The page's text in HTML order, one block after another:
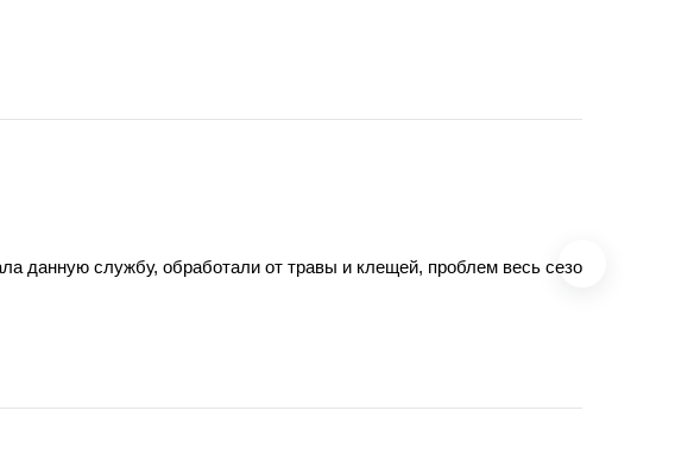
данную службу, обработали от травы и клещей, проблем весь сезон не было,